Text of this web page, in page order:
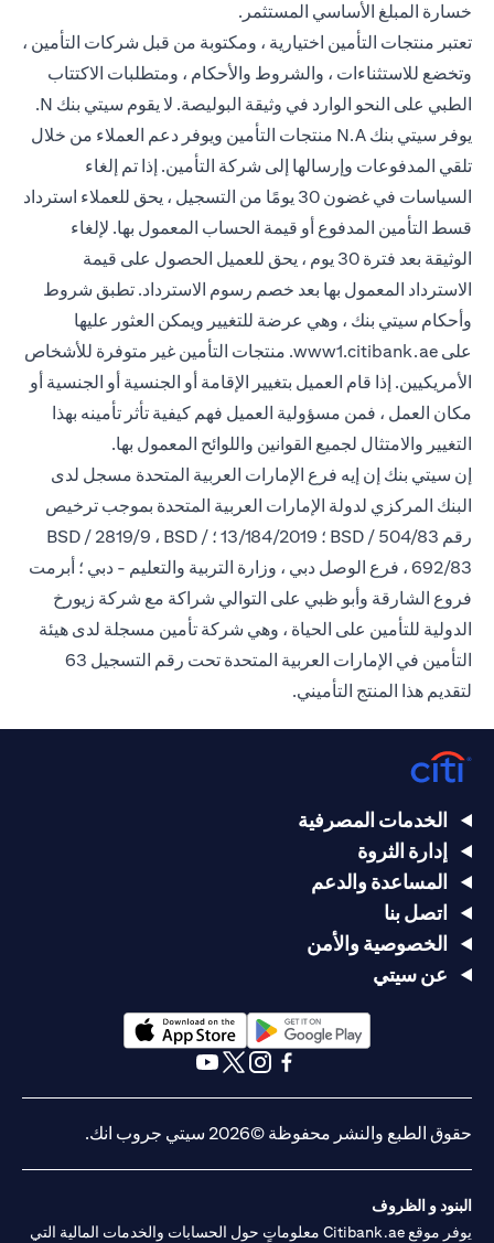
خسارة المبلغ الأساسي المستثمر.
تعتبر منتجات التأمين اختيارية ، ومكتوبة من قبل شركات التأمين ،
وتخضع للاستثناءات ، والشروط والأحكام ، ومتطلبات الاكتتاب
الطبي على النحو الوارد في وثيقة البوليصة. لا يقوم سيتي بنك N.
يوفر سيتي بنك N.A منتجات التأمين ويوفر دعم العملاء من خلال
تلقي المدفوعات وإرسالها إلى شركة التأمين. إذا تم إلغاء
السياسات في غضون 30 يومًا من التسجيل ، يحق للعملاء استرداد
قسط التأمين المدفوع أو قيمة الحساب المعمول بها. لإلغاء
الوثيقة بعد فترة 30 يوم ، يحق للعميل الحصول على قيمة
الاسترداد المعمول بها بعد خصم رسوم الاسترداد. تطبق شروط
وأحكام سيتي بنك ، وهي عرضة للتغيير ويمكن العثور عليها
على www1.citibank.ae
opens in a new tab
. منتجات التأمين غير متوفرة للأشخاص
الأمريكيين. إذا قام العميل بتغيير الإقامة أو الجنسية أو الجنسية أو
مكان العمل ، فمن مسؤولية العميل فهم كيفية تأثر تأمينه بهذا
التغيير والامتثال لجميع القوانين واللوائح المعمول بها.
إن سيتي بنك إن إيه فرع الإمارات العربية المتحدة مسجل لدى
البنك المركزي لدولة الإمارات العربية المتحدة بموجب ترخيص
رقم BSD / 504/83 ؛ 13/184/2019 ؛ BSD / 2819/9 ، BSD /
692/83 ، فرع الوصل دبي ، وزارة التربية والتعليم - دبي ؛ أبرمت
فروع الشارقة وأبو ظبي على التوالي شراكة مع شركة زيورخ
الدولية للتأمين على الحياة ، وهي شركة تأمين مسجلة لدى هيئة
التأمين في الإمارات العربية المتحدة تحت رقم التسجيل 63
لتقديم هذا المنتج التأميني.
الخدمات المصرفية
إدارة الثروة
المساعدة والدعم
اتصل بنا
الخصوصية والأمن
عن سيتي
opens in a new tab
opens in a new tab
حقوق الطبع والنشر محفوظة ©2026 سيتي جروب انك.
البنود و الظروف
يوفر موقع Citibank.ae معلوماتٍ حول الحسابات والخدمات المالية التي